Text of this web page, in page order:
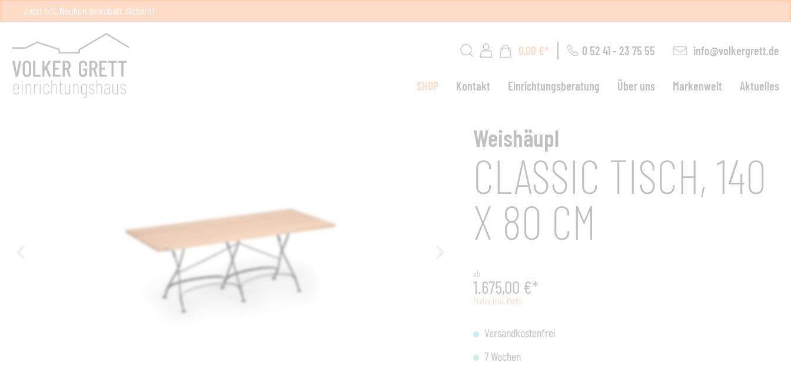
Jetzt 5% Neukundenrabatt sichern!
0,00 €* 0 52 41 - 23 75 55 info@volkergrett.de
SHOP Kontakt Einrichtungsberatung Über uns Markenwelt Aktuelles
Garten
Leuchten
Weishäupl
CLASSIC TISCH, 140
X 80 CM
ab
1.675,00 €*
Preise inkl. MwSt.
Versandkostenfrei
7 Wochen